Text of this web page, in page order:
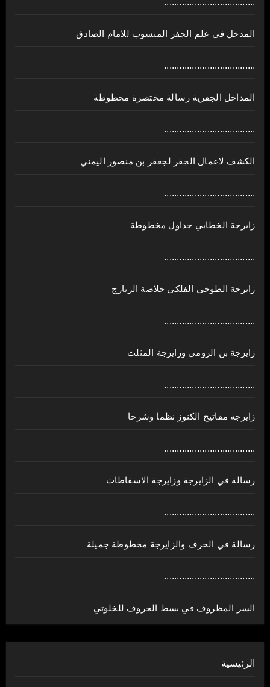
المدخل في علم الجفر المنسوب للامام الصادق
....................................
المداخل الجفرية رسالة مختصرة مخطوطة
....................................
الكشف لاعمال الجفر لجعفر بن منصور اليمني
....................................
زايرجة الخطابي جداول مخطوطة
....................................
زايرجة الطوخي الفلكي خلاصة الزيارج
....................................
زايرجة بن الرومي وزايرجة المثلث
....................................
زايرجة مفاتيح الكنوز نظما وشرحا
....................................
رسالة في الزايرجة وزايرجة الاسقاطات
....................................
رسالة في الحرف والزايرجة مخطوطة جميلة
....................................
السر المظروف في بسط الحروف للخلوتي
الرئيسية